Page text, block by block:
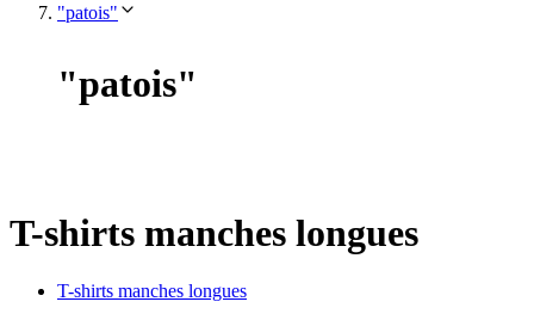
"patois"
"patois"
T-shirts manches longues
T-shirts manches longues